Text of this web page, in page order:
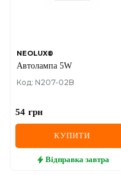
NEOLUX®
Автолампа 5W
Код: N207-02B
54 грн
КУПИТИ
Відправка завтра